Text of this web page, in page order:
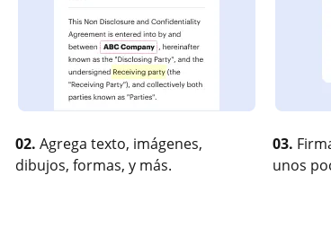
02. Agrega texto, imágenes,
dibujos, formas, y más.
03.
unos